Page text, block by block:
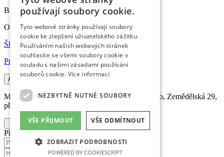
Bratislavská 70, 601 47 Brno
Odkazy
Škola online
Prohlášení o přístupnosti
A
Masarykova základní škola a Mateřská škola Brno, Zemědělská 29,
příspěvková organizace
Přihlášení do intranetu
používají soubory cookie.
Tyto webové stránky používají soubory
cookie ke zlepšení uživatelského zážitku.
Používáním našich webových stránek
souhlasíte se všemi soubory cookie v
souladu s našimi zásadami používání
souborů cookie. Více informací
NEZBYTNĚ NUTNÉ SOUBORY
VŠE PŘIJMOUT VŠE ODMÍTNOUT
ZOBRAZIT PODROBNOSTI
POWERED BY COOKIESCRIPT